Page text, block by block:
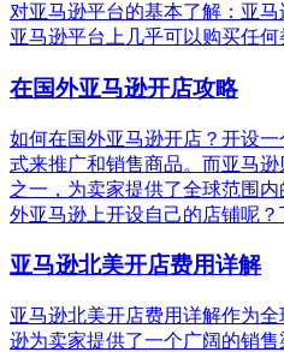
对亚马逊平台的基本了解：亚
亚马逊平台上几乎可以购买任何
在国外亚马逊开店攻略
如何在国外亚马逊开店？开设
式来推广和销售商品。而亚马
之一，为卖家提供了全球范围
外亚马逊上开设自己的店铺呢？
亚马逊北美开店费用详解
亚马逊北美开店费用详解作为
逊为卖家提供了一个广阔的销